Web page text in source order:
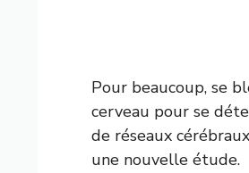
Pour beaucoup, se
cerveau pour se
de réseaux
une nouvelle étude.